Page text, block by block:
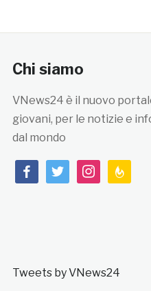
Chi siamo
VNews24 è il nuovo
giovani, per le notizie e
dal mondo
facebooktwitterinstagram
Tweets by VNews24